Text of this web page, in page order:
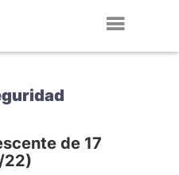
de 17
22)